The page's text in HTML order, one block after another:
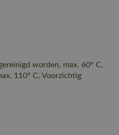
worden, max. 60° C,
110° C, Voorzichtig